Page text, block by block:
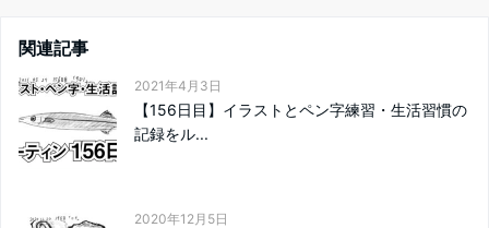
関連記事
2021年4月3日
【156日目】イラストとペン字練習・生活習慣の
記録をル...
2020年12月5日